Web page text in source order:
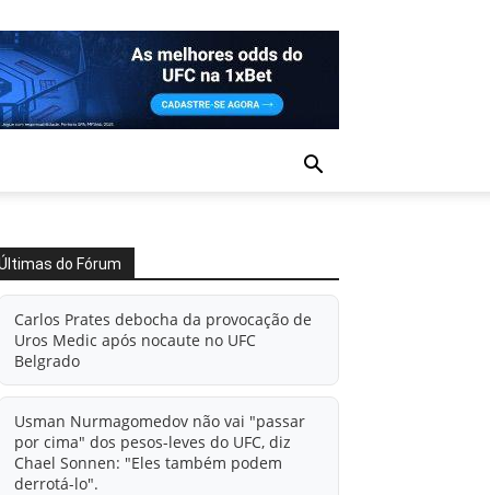
do Fórum
Carlos Prates debocha da provocação de
Uros Medic após nocaute no UFC
Belgrado
Usman Nurmagomedov não vai "passar
por cima" dos pesos-leves do UFC, diz
Chael Sonnen: "Eles também podem
derrotá-lo".